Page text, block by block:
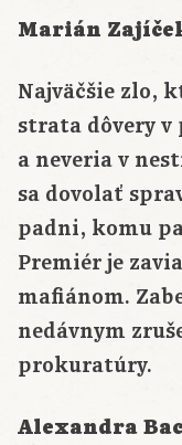
Marián
Najväčšie zlo,
strata dôvery
a neveria v
sa dovolať
padni, komu
Premiér je
mafiánom.
nedávnym
prokuratúry.
Alexandra